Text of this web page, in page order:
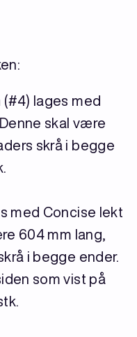
lages med
skal være
skrå i begge
med Concise lekt
604 mm lang,
i begge ender.
som vist på